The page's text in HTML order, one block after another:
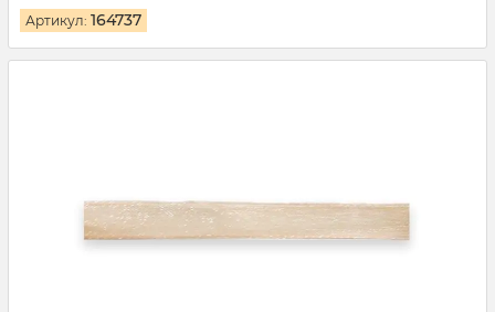
Артикул: 164737